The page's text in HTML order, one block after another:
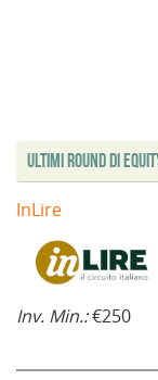
Ultimi Round di
InLire
Inv. Min.:€250